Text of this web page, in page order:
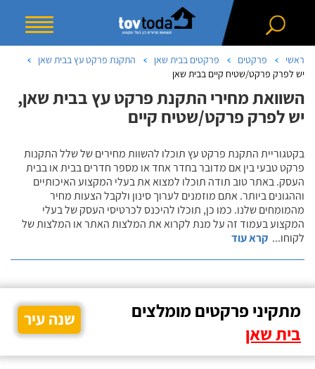
ראשי פרקטים פרקטים בבית שאן
התקנת פרקט עץ בבית שאן
יש לפרק פרקט/שטיח קיים בבית שאן
השוואת מחירי התקנת פרקט עץ בבית שאן,
יש לפרק פרקט/שטיח קיים
בקטגוריית התקנת פרקט עץ תוכלו להשוות מחירים של שלל התקנות
פרקט טבעי בין אם מדובר בחדר אחד או מספר חדרים בבית או בבית
העסק. באתר טוב תודה תוכלו למצוא את בעלי המקצוע האיכותיים
וההגונים ביותר. אתם מוזמנים לערוך סינון ולקבל הצעות מחיר
מהמומחים שלנו. כמו כן, תוכלו להיכנס לכרטיסי העסק של בעלי
המקצוע בעמוד זה על מנת לקרוא את המלצות האתר או המלצות של
לקוחו... קרא עוד
מתקיני פרקטים מומלצים
בית שאן
שנה עיר